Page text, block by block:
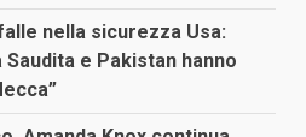
nella sicurezza Usa:
e Pakistan hanno